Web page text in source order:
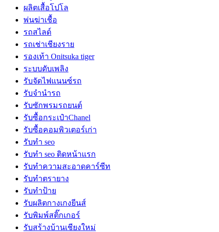
ผลิตเสื้อโปโล
พ่นฆ่าเชื้อ
รถสไลด์
รถเช่าเชียงราย
รองเท้า Onitsuka tiger
ระบบดับเพลิง
รับจัดไฟแนนซ์รถ
รับจำนำรถ
รับซักพรมรถยนต์
รับซื้อกระเป๋าChanel
รับซื้อคอมพิวเตอร์เก่า
รับทำ seo
รับทำ seo ติดหน้าแรก
รับทำความสะอาดคาร์ซีท
รับทำตรายาง
รับทำป้าย
รับผลิตกางเกงยีนส์
รับพิมพ์สติ๊กเกอร์
รับสร้างบ้านเชียงใหม่